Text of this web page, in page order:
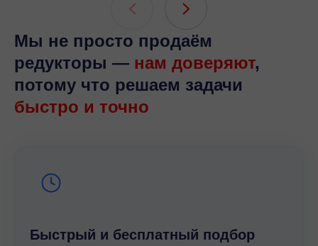
Мы не просто продаём
редукторы — нам доверяют,
потому что решаем задачи
быстро и точно
Быстрый и беcплатный подбор